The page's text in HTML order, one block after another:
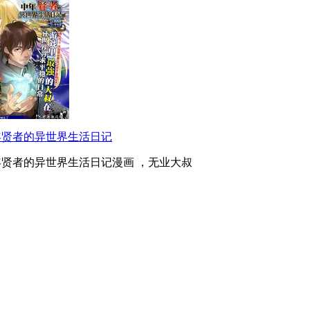
者的异世界生活日记
者的异世界生活日记漫画 ，无业大叔